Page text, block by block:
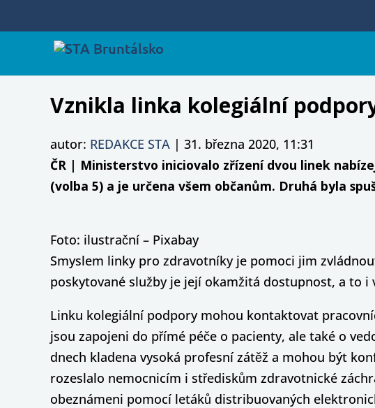
Vznikla linka kolegiální
autor: REDAKCE STA | 31. března 2020, 11:31
ČR | Ministerstvo iniciovalo zřízení dvou linek
(volba 5) a je určena všem občanům. Druhá byla
Foto: ilustrační – Pixabay
Smyslem linky pro zdravotníky je pomoci jim
poskytované služby je její okamžitá dostupnost, a to
Linku kolegiální podpory mohou kontaktovat
jsou zapojeni do přímé péče o pacienty, ale také o
dnech kladena vysoká profesní zátěž a mohou být
rozeslalo nemocnicím i střediskům zdravotnické
obeznámeni pomocí letáků distribuovaných